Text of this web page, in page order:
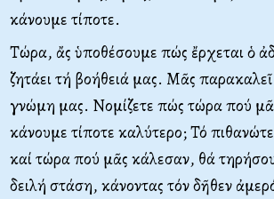
κάνουμε τίποτε.
Τώρα, ἄς ὑποθέσουμε πώς ἔρχεται ὁ
ζητάει τή βοήθειά μας. Μᾶς
γνώμη μας. Νομίζετε πώς τώρα πού
κάνουμε τίποτε καλύτερο; Τό
καί τώρα πού μᾶς κάλεσαν, θά
δειλή στάση, κάνοντας τόν δῆθεν